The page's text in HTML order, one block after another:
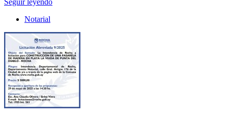
Seguir leyendo
Notarial